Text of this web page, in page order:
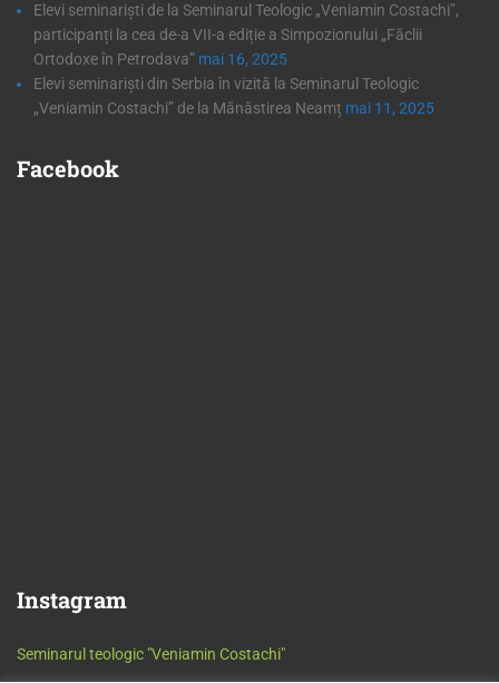
Elevi seminariști de la Seminarul Teologic „Veniamin Costachi”,
participanți la cea de-a VII-a ediție a Simpozionului „Făclii
Ortodoxe în Petrodava” mai 16, 2025
Elevi seminariști din Serbia în vizită la Seminarul Teologic
„Veniamin Costachi” de la Mănăstirea Neamț mai 11, 2025
Facebook
Instagram
Seminarul teologic "Veniamin Costachi"